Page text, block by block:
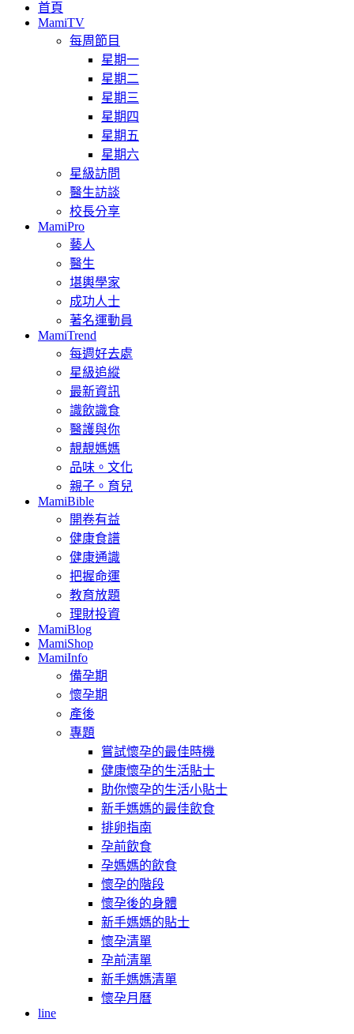
首頁
MamiTV
每周節目
星期一
星期二
星期三
星期四
星期五
星期六
星級訪問
醫生訪談
校長分享
MamiPro
藝人
醫生
堪輿學家
成功人士
著名運動員
MamiTrend
每週好去處
星級追縱
最新資訊
識飲識食
醫護與你
靚靚媽媽
品味。文化
親子。育兒
MamiBible
開卷有益
健康食譜
健康通識
把握命運
教育放題
理財投資
MamiBlog
MamiShop
MamiInfo
備孕期
懷孕期
產後
專題
嘗試懷孕的最佳時機
健康懷孕的生活貼士
助你懷孕的生活小貼士
新手媽媽的最佳飲食
排卵指南
孕前飲食
孕媽媽的飲食
懷孕的階段
懷孕後的身體
新手媽媽的貼士
懷孕清單
孕前清單
新手媽媽清單
懷孕月曆
line